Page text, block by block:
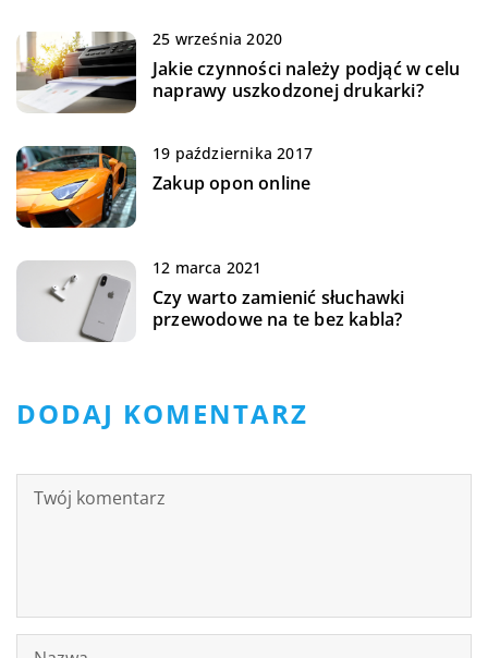
25 września 2020
Jakie czynności należy podjąć w celu
naprawy uszkodzonej drukarki?
19 października 2017
Zakup opon online
12 marca 2021
Czy warto zamienić słuchawki
przewodowe na te bez kabla?
DODAJ KOMENTARZ